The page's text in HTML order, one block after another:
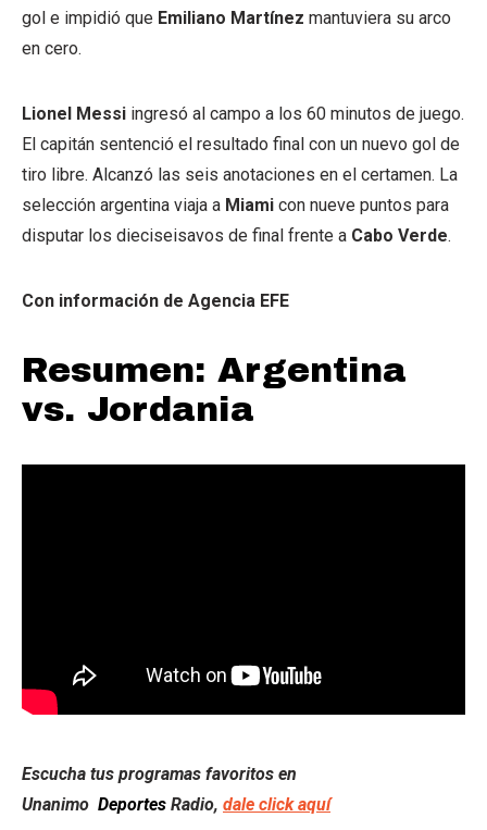
gol e impidió que Emiliano Martínez mantuviera su arco
en cero.
Lionel Messi ingresó al campo a los 60 minutos de juego.
El capitán sentenció el resultado final con un nuevo gol de
tiro libre. Alcanzó las seis anotaciones en el certamen. La
selección argentina viaja a Miami con nueve puntos para
disputar los dieciseisavos de final frente a Cabo Verde.
Con información de Agencia EFE
Resumen: Argentina
vs. Jordania
Escucha tus programas favoritos en
Unanimo Deportes Radio, dale click aquí